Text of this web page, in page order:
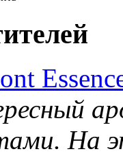
На